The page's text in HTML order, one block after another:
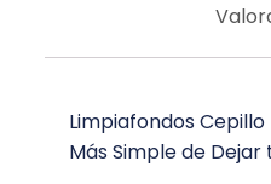
Limpiafondos
Más Simple de